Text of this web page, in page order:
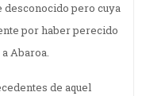
pero cuya
por haber perecido
Abaroa.
de aquel